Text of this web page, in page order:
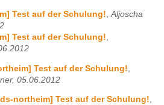
Test auf der Schulung!,Aljoscha
Test auf der Schulung!,
Test auf der Schulung!
05.06.2012
northeim] Test auf der Schulung!,